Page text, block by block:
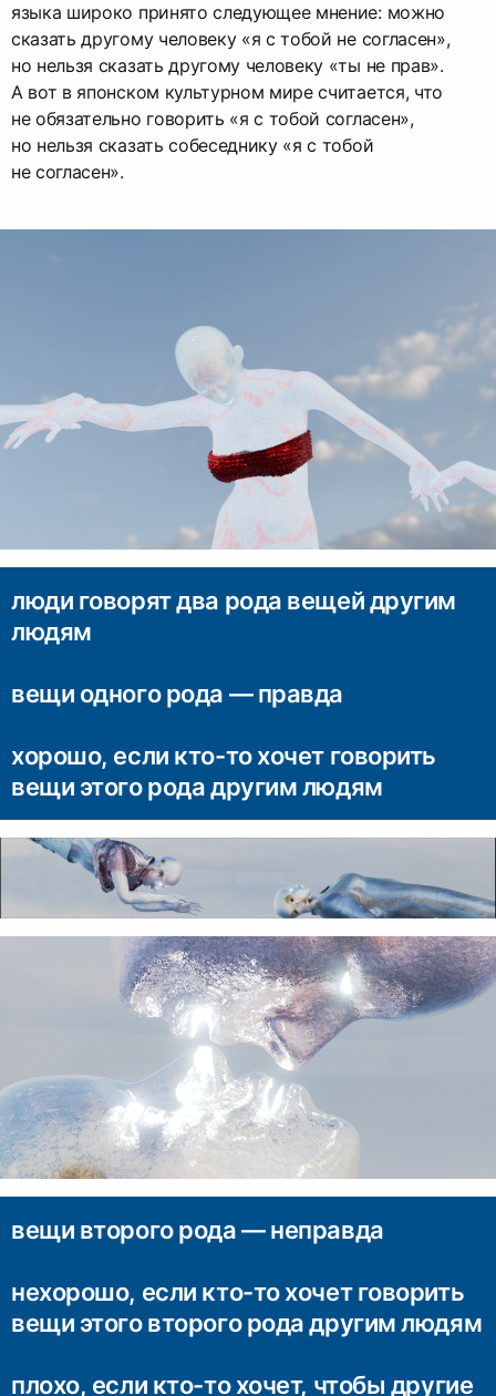
языка широко принято следующее мнение: можно
сказать другому человеку «я с тобой не согласен»,
но нельзя сказать другому человеку «ты не прав».
А вот в японском культурном мире считается, что
не обязательно говорить «я с тобой согласен»,
но нельзя сказать собеседнику «я с тобой
не согласен».
люди говорят два рода вещей другим
людям
вещи одного рода — правда
хорошо, если кто-то хочет говорить
вещи этого рода другим людям
вещи второго рода — неправда
нехорошо, если кто-то хочет говорить
вещи этого второго рода другим людям
плохо, если кто-то хочет, чтобы другие